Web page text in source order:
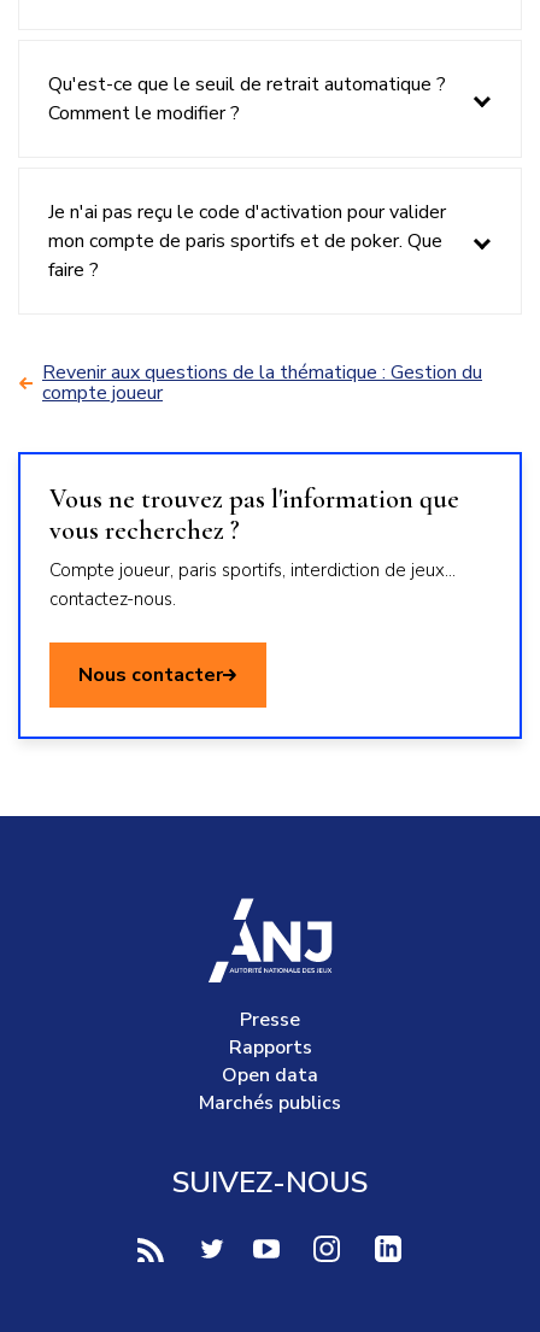
Qu'est-ce que le seuil de retrait automatique ?
Comment le modifier ?
Je n'ai pas reçu le code d'activation pour valider
mon compte de paris sportifs et de poker. Que
faire ?
Revenir aux questions de la thématique : Gestion du
compte joueur
Vous ne trouvez pas l'information que
vous recherchez ?
Compte joueur, paris sportifs, interdiction de jeux...
contactez-nous.
Nous contacter
accueil
Presse
Rapports
Open data
Marchés publics
SUIVEZ-NOUS
voir notre page rss (Nouvelle fenêtre)
voir notre page twitter (Nouvelle
voir notre page youtube-play
voir notre page